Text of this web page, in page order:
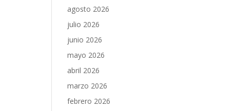
agosto 2026
julio 2026
junio 2026
mayo 2026
abril 2026
marzo 2026
febrero 2026